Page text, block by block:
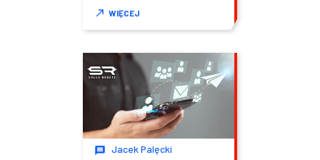
WIĘCEJ
Jacek Palęcki